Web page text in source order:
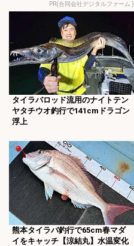
PR(合同会社デジタルファーム )
タイラバロッド流用のナイトテン
ヤタチウオ釣行で141cmドラゴン
浮上
熊本タイラバ釣行で65cm春マダ
イをキャッチ【涼結丸】水温変化